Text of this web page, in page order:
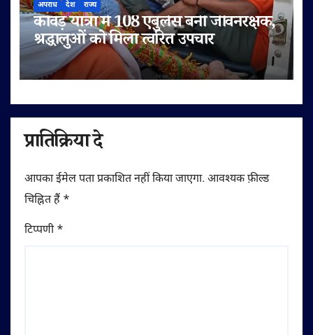
अपराध देश राज्य
कांवड़ यात्रा में 108 एंबुलेंस बनी जीवनरक्षक,
श्रद्धालुओं को मिला त्वरित उपचार
प्रातिक्रिया दे
आपका ईमेल पता प्रकाशित नहीं किया जाएगा. आवश्यक फ़ील्ड
चिह्नित हैं *
टिप्पणी*